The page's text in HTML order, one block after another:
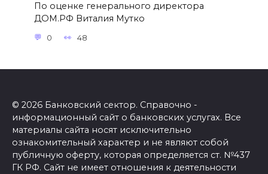
По оценке генерального директора
ДОМ.РФ Виталия Мутко
0 48
© 2026 Банковский сектор. Справочно -
информационный сайт о банковских услугах. Все
материалы сайта носят исключительно
ознакомительный характер и не являют собой
публичную оферту, которая определяется ст. №437
ГК РФ. Сайт не имеет отношения к деятельности